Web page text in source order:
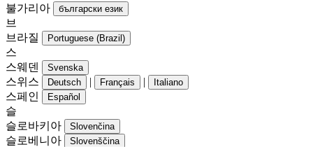
불가리아
български език
브
브라질
Portuguese (Brazil)
스
스웨덴
Svenska
스위스 Deutsch | Français | Italiano
스페인 Español
슬
슬로바키아
Slovenčina
슬로베니아 Slovenščina